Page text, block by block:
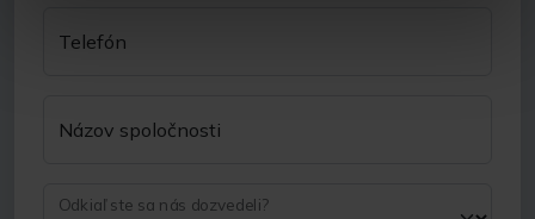
Telefón
Názov spoločnosti
Odkiaľ ste sa nás dozvedeli?